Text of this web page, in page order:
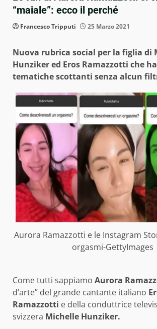
“maiale”: ecco il perché
Francesco Tripputi 25 Marzo 2021
Nuova rubrica social per la figlia di
Hunziker ed Eros Ramazzotti che
tematiche scottanti senza alcun
Aurora Ramazzotti e le Instagram
orgasmi-GettyImages
Come tutti sappiamo Aurora
d’arte” del grande cantante italiano
Ramazzotti e della conduttrice
svizzera Michelle Hunziker.